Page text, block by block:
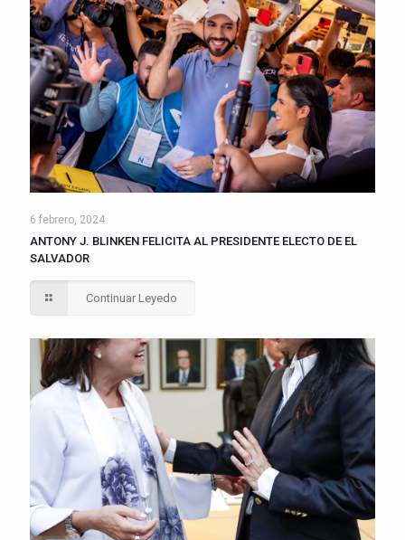
6 febrero, 2024
ANTONY J. BLINKEN FELICITA AL PRESIDENTE ELECTO DE EL
SALVADOR
Continuar Leyedo